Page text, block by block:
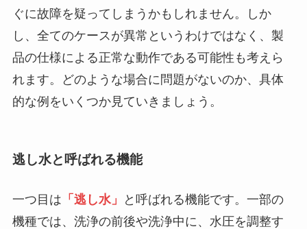
ぐに故障を疑ってしまうかもしれません。しか
し、全てのケースが異常というわけではなく、製
品の仕様による正常な動作である可能性も考えら
れます。どのような場合に問題がないのか、具体
的な例をいくつか見ていきましょう。
逃し水と呼ばれる機能
一つ目は 「逃し水」
と呼ばれる機能です。一部の
機種では、洗浄の前後や洗浄中に、水圧を調整す